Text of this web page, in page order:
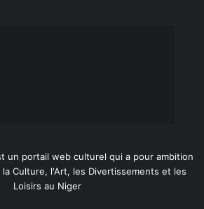
un portail web culturel qui a pour ambition
Culture, l'Art, les Divertissements et les
Loisirs au Niger